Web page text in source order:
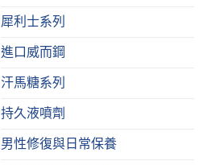
犀利士系列
進口威而鋼
汗馬糖系列
持久液噴劑
男性修復與日常保養